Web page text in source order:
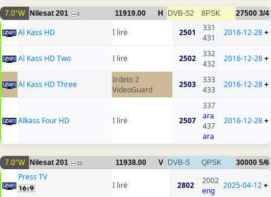
7.0°W Nilesat 201 4 11919.00 H DVB-S2 8PSK 27500 3/4
Al Kass HD I lirë 2501
331
431
2016-12-28+
Al Kass HD Two I lirë 2502
332
432
2016-12-28+
Al Kass HD Three
Irdeto 2
VideoGuard
2503
333
433
2016-12-28+
Alkass Four HD I lirë 2507
337
ara
437
ara
2016-12-28+
7.0°W Nilesat 201 13 11938.00 V DVB-S QPSK 30000 5/6
Press TV
I lirë
2802
2002
eng
2025-04-12+